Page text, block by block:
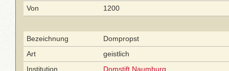
Von
1200
Bezeichnung
Dompropst
Art
geistlich
Institution
Domstift Naumburg